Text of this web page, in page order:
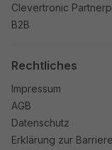
Clevertronic
B2B
Rechtliches
Impressum
AGB
Datenschutz
Erklärung zur